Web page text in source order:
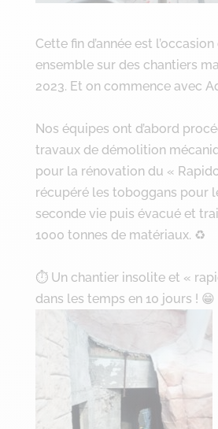
Cette fin d’année est
ensemble sur des chantiers
2023. Et on commence avec
Nos équipes ont d’abord
travaux de démolition
pour la rénovation du «
récupéré les toboggans pour
seconde vie puis évacué et
1000 tonnes de matériaux. ♻
⏱ Un chantier insolite et «
dans les temps en 10 jours ! 😁